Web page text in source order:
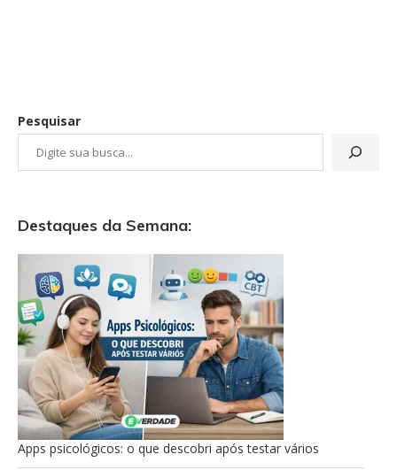
Pesquisar
Destaques da Semana:
Apps psicológicos: o que descobri após testar vários